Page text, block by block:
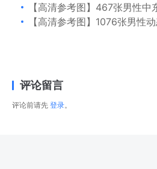
【高清参考图】467张男性中东古
【高清参考图】1076张男性动态
评论留言
评论前请先 登录。